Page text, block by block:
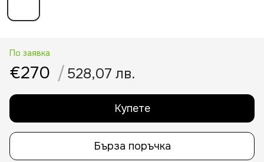
По заявка
€270 / 528,07 лв.
Купете
Бърза поръчка